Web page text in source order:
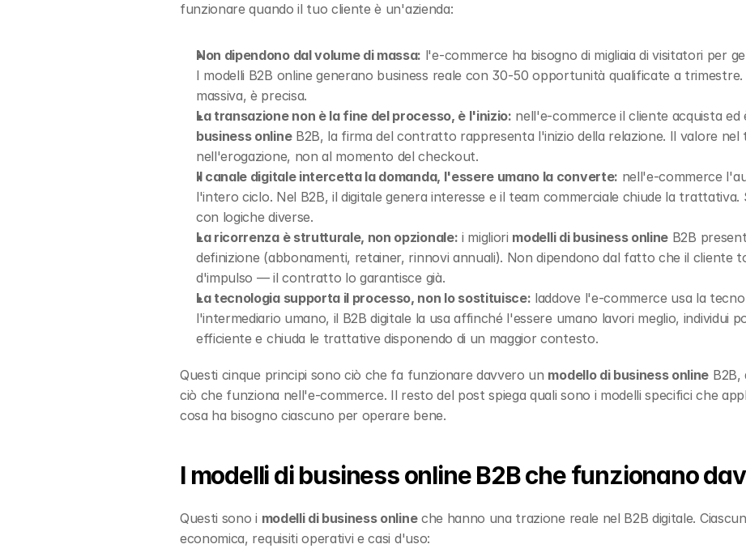
funzionare quando il tuo cliente è un'azienda:
Non dipendono dal volume di massa: l'e-commerce ha bisogno di migliaia di visitatori per
I modelli B2B online generano business reale con 30-50 opportunità qualificate a trimestre.
massiva, è precisa.
La transazione non è la fine del processo, è l'inizio: nell'e-commerce il cliente acquista ed
business online B2B, la firma del contratto rappresenta l'inizio della relazione. Il valore nel
nell'erogazione, non al momento del checkout.
Il canale digitale intercetta la domanda, l'essere umano la converte: nell'e-commerce
l'intero ciclo. Nel B2B, il digitale genera interesse e il team commerciale chiude la trattativa.
con logiche diverse.
La ricorrenza è strutturale, non opzionale: i migliori modelli di business online B2B
definizione (abbonamenti, retainer, rinnovi annuali). Non dipendono dal fatto che il cliente
d'impulso — il contratto lo garantisce già.
La tecnologia supporta il processo, non lo sostituisce: laddove l'e-commerce usa la
l'intermediario umano, il B2B digitale la usa affinché l'essere umano lavori meglio, individui
efficiente e chiuda le trattative disponendo di un maggior contesto.
Questi cinque principi sono ciò che fa funzionare davvero un modello di business online B2B,
ciò che funziona nell'e-commerce. Il resto del post spiega quali sono i modelli specifici che
cosa ha bisogno ciascuno per operare bene.
I modelli di business online B2B che funzionano
Questi sono i modelli di business online che hanno una trazione reale nel B2B digitale.
economica, requisiti operativi e casi d'uso: